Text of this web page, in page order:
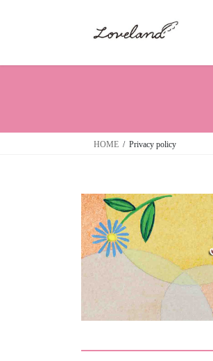
HOME Privacy policy